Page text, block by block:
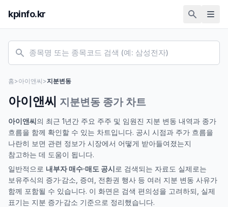
kpinfo.kr
홈>아이앤씨 >지분변동
아이앤씨 지분변동 종가 차트
아이앤씨의 최근 1년간 주요 주주 및 임원진 지분 변동 내역과 종가
흐름을 함께 확인할 수 있는 차트입니다. 공시 시점과 주가 흐름을
나란히 보면 관련 정보가 시장에서 어떻게 받아들여졌는지
참고하는 데 도움이 됩니다.
일반적으로 내부자 매수·매도 공시로 검색되는 자료도 실제로는
보유주식의 증가·감소, 증여, 전환권 행사 등 여러 지분 변동 사유가
함께 포함될 수 있습니다. 이 화면은 검색 편의성을 고려하되, 실제
표기는 지분 증가·감소 기준으로 정리했습니다.